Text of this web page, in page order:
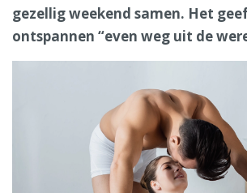
gezellig weekend samen. Het
ontspannen “even weg uit de